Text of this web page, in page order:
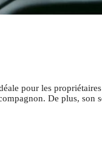
pour les
De plus, son